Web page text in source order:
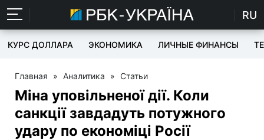
RU
КУРС ДОЛЛАРА ЭКОНОМИКА ЛИЧНЫЕ ФИНАНСЫ
Главная » Аналитика » Статьи
Міна уповільненої дії. Коли
санкції завдадуть потужного
удару по економіці Росії